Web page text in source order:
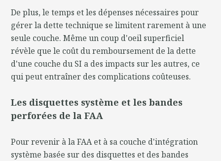
De plus, le temps et les dépenses nécessaires pour
gérer la dette technique se limitent rarement à une
seule couche. Même un coup d'oeil superficiel
révèle que le coût du remboursement de la dette
d'une couche du SI a des impacts sur les autres, ce
qui peut entraîner des complications coûteuses.
Les disquettes système et les bandes
perforées de la FAA
Pour revenir à la FAA et à sa couche d'intégration
système basée sur des disquettes et des bandes